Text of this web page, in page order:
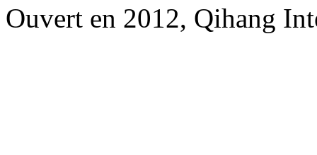
Ouvert en 2012, Qihang